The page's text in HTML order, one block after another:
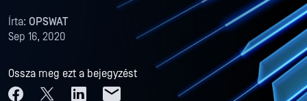
Írta: OPSWAT
Sep 16, 2020
Ossza meg ezt a bejegyzést